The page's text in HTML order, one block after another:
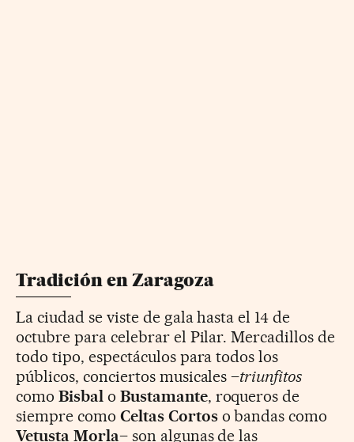
Tradición en Zaragoza
La ciudad se viste de gala hasta el 14 de
octubre para celebrar el Pilar. Mercadillos de
todo tipo, espectáculos para todos los
públicos, conciertos musicales –triunfitos
como Bisbal o Bustamante, roqueros de
siempre como Celtas Cortoso bandas como
Vetusta Morla– son algunas de las